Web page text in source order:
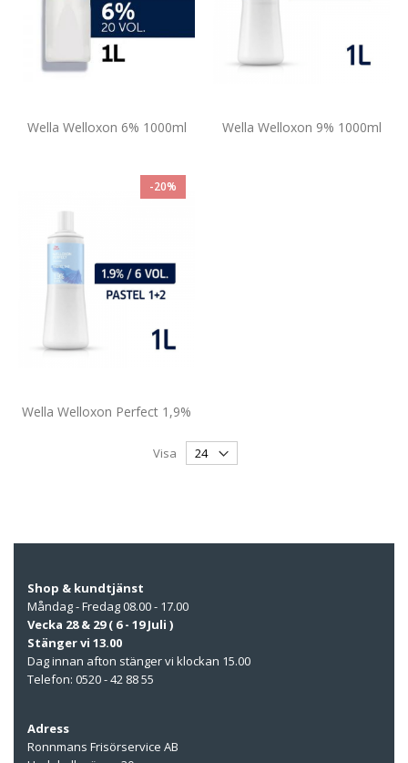
Wella Welloxon 6% 1000ml Wella Welloxon 9% 1000ml
-20%
Wella Welloxon Perfect 1,9%
Visa
Shop & kundtjänst
Måndag - Fredag 08.00 - 17.00
Vecka 28 & 29 ( 6 - 19 Juli )
Stänger vi 13.00
Dag innan afton stänger vi klockan 15.00
Telefon: 0520 - 42 88 55
Adress
Ronnmans Frisörservice AB